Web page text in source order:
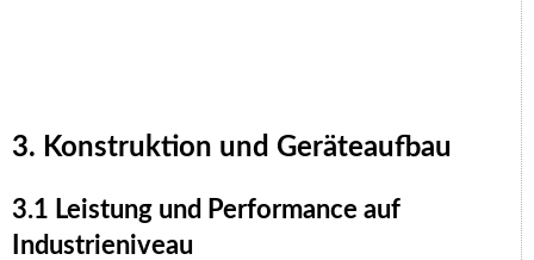
3. Konstruktion und Geräteaufbau
3.1 Leistung und Performance auf
Industrieniveau